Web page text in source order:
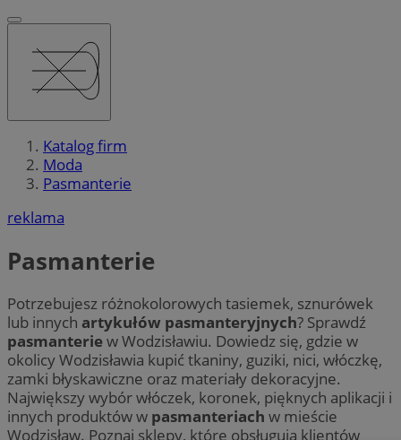
Katalog firm
Moda
Pasmanterie
reklama
Pasmanterie
Potrzebujesz różnokolorowych tasiemek, sznurówek
lub innych artykułów pasmanteryjnych? Sprawdź
pasmanteriew Wodzisławiu. Dowiedz się, gdzie w
okolicy Wodzisławia kupić tkaniny, guziki, nici, włóczkę,
zamki błyskawiczne oraz materiały dekoracyjne.
Największy wybór włóczek, koronek, pięknych aplikacji i
innych produktów w pasmanteriach w mieście
Wodzisław. Poznaj sklepy, które obsługują klientów